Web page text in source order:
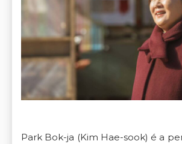
Park Bok-ja (Kim Hae-sook) é a